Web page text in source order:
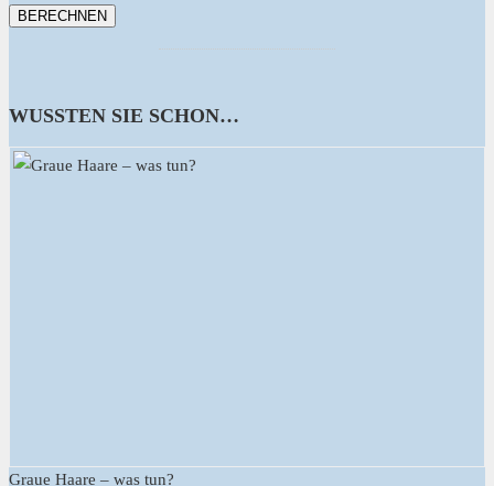
WUSSTEN SIE SCHON…
Graue Haare – was tun?